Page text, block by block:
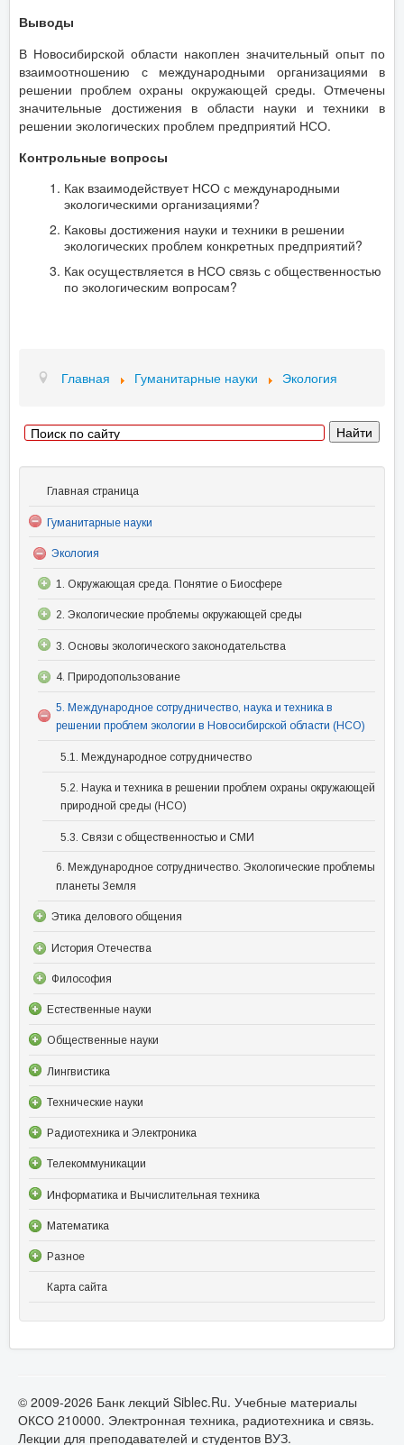
Выводы
В Новосибирской области накоплен значительный опыт по
взаимоотношению с международными организациями в
решении проблем охраны окружающей среды. Отмечены
значительные достижения в области науки и техники в
решении экологических проблем предприятий НСО.
Контрольные вопросы
Как взаимодействует НСО с международными
экологическими организациями?
Каковы достижения науки и техники в решении
экологических проблем конкретных предприятий?
Как осуществляется в НСО связь с общественностью
по экологическим вопросам?
Главная Гуманитарные науки Экология
Главная страница
Гуманитарные науки
Экология
1. Окружающая среда. Понятие о Биосфере
2. Экологические проблемы окружающей среды
3. Основы экологического законодательства
4. Природопользование
5. Международное сотрудничество, наука и техника в
решении проблем экологии в Новосибирской области (НСО)
5.1. Международное сотрудничество
5.2. Наука и техника в решении проблем охраны окружающей
природной среды (НСО)
5.3. Связи с общественностью и СМИ
6. Международное сотрудничество. Экологические проблемы
планеты Земля
Этика делового общения
История Отечества
Философия
Естественные науки
Общественные науки
Лингвистика
Технические науки
Радиотехника и Электроника
Телекоммуникации
Информатика и Вычислительная техника
Математика
Разное
Карта сайта
© 2009-2026 Банк лекций Siblec.Ru. Учебные материалы
ОКСО 210000. Электронная техника, радиотехника и связь.
Лекции для преподавателей и студентов ВУЗ.